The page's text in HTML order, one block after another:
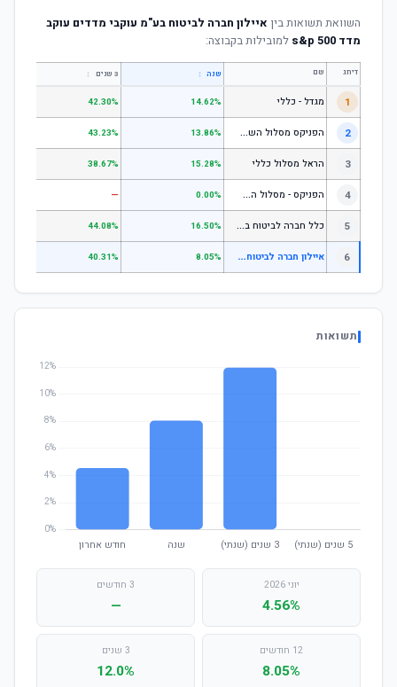
השוואת תשואות בין איילון חברה לביטוח בע"מ עוקבי מדדים עוקב
מדד s&p 500
למובילות בקבוצה:
דירוג שם שנה ↕ 3 שנים ↕
1 מגדל - כללי 14.62%
42.30%
2 ה
פניקס מסלול השקעה כללי 13.86%
43.23%
3 הראל מסלול כללי 15.28%
38.67%
4 ה
פניקס - מסלול השקעה בניהול אישי 0.00%
—
5 כ
לל חברה לביטוח בע"מ כללי 16.50%
44.08%
6 א
יילון חברה לביטוח בע"מ עוקבי מדדים עוקב מדד s&p 500 8.05%
40.31%
תשואות
יוני 2026
4.56%
3 חודשים
—
12 חודשים
8.05%
3 שנים
12.0%